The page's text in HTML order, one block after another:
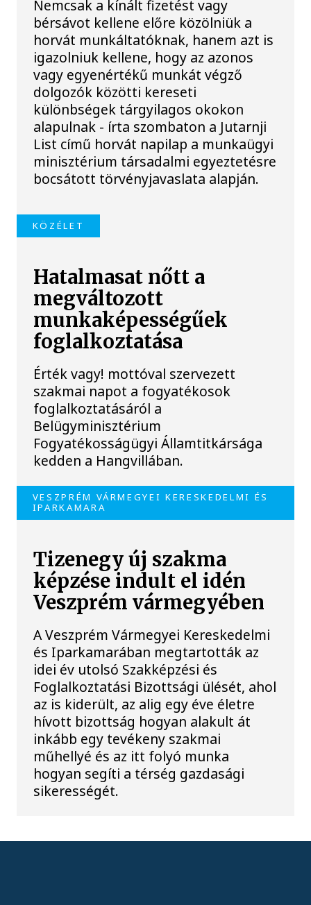
Nemcsak a kínált fizetést vagy
bérsávot kellene előre közölniük a
horvát munkáltatóknak, hanem azt is
igazolniuk kellene, hogy az azonos
vagy egyenértékű munkát végző
dolgozók közötti kereseti
különbségek tárgyilagos okokon
alapulnak - írta szombaton a Jutarnji
List című horvát napilap a munkaügyi
minisztérium társadalmi egyeztetésre
bocsátott törvényjavaslata alapján.
KÖZÉLET
Hatalmasat nőtt a
megváltozott
munkaképességűek
foglalkoztatása
Érték vagy! mottóval szervezett
szakmai napot a fogyatékosok
foglalkoztatásáról a
Belügyminisztérium
Fogyatékosságügyi Államtitkársága
kedden a Hangvillában.
VESZPRÉM VÁRMEGYEI KERESKEDELMI ÉS
IPARKAMARA
Tizenegy új szakma
képzése indult el idén
Veszprém vármegyében
A Veszprém Vármegyei Kereskedelmi
és Iparkamarában megtartották az
idei év utolsó Szakképzési és
Foglalkoztatási Bizottsági ülését, ahol
az is kiderült, az alig egy éve életre
hívott bizottság hogyan alakult át
inkább egy tevékeny szakmai
műhellyé és az itt folyó munka
hogyan segíti a térség gazdasági
sikerességét.